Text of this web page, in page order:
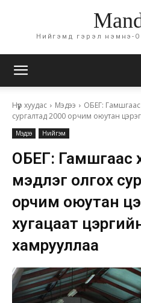
Нийгэмд гэрэл нэмнэ-
Нүүр хуудас Мэдээ
ОБЕГ: Гамшгаас
сургалтад 2000 орчим оюутан
Мэдээ Нийгэм
ОБЕГ: Гамшгаас
мэдлэг олгох
орчим оюутан
хугацаат
хамрууллаа